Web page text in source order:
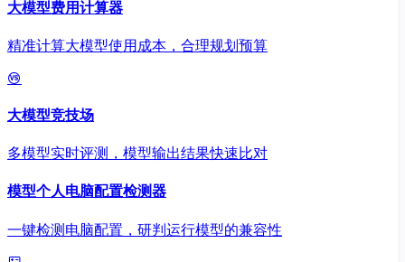
大模型费用计算器
精准计算大模型使用成本，合理规划预算
大模型竞技场
多模型实时评测，模型输出结果快速比对
模型个人电脑配置检测器
一键检测电脑配置，研判运行模型的兼容性